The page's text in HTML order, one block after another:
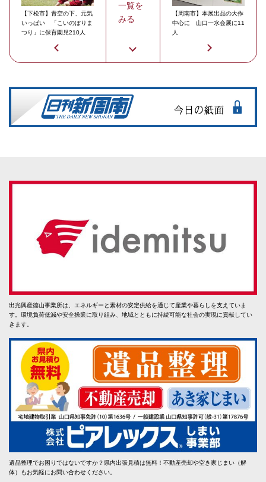
【下松市】青空の下、元気
いっぱい 「こいのぼりま
つり」に保育園児210人
一覧を
みる
【周南市】本展出品の大作
中心に 山口一水会展に11
人
出光興産徳山事業所は、エネルギーと素材の安定供給を通じて産業や暮らしを支えていま
す。環境負荷低減や安全操業に取り組み、地域とともに持続可能な社会の実現に貢献してい
きます。
遺品整理でお困りではないですか？県内出張見積は無料！不動産売却や空き家じまい（解
体）もお気軽にお問い合わせください。